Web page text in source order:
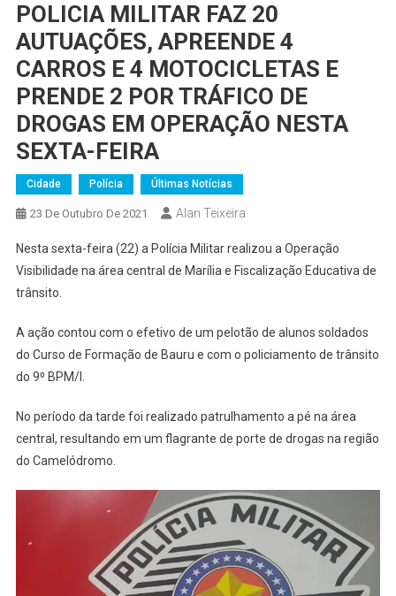
POLICIA MILITAR FAZ 20
AUTUAÇÕES, APREENDE 4
CARROS E 4 MOTOCICLETAS E
PRENDE 2 POR TRÁFICO DE
DROGAS EM OPERAÇÃO NESTA
SEXTA-FEIRA
Cidade Polícia Últimas Notícias
23 De Outubro De 2021 Alan Teixeira
Nesta sexta-feira (22) a Polícia Militar realizou a Operação
Visibilidade na área central de Marília e Fiscalização Educativa de
trânsito.
A ação contou com o efetivo de um pelotão de alunos soldados
do Curso de Formação de Bauru e com o policiamento de trânsito
do 9⁰ BPM/I.
No período da tarde foi realizado patrulhamento a pé na área
central, resultando em um flagrante de porte de drogas na região
do Camelódromo.